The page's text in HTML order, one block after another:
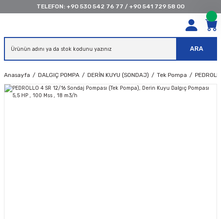
TELEFON: +90 530 542 76 77 / +90 541 729 58 00
ARA
Anasayfa DALGIÇ POMPA DERİN KUYU (SONDAJ) Tek Pompa